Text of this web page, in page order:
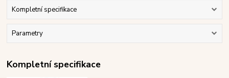
Kompletní specifikace
Parametry
Kompletní specifikace